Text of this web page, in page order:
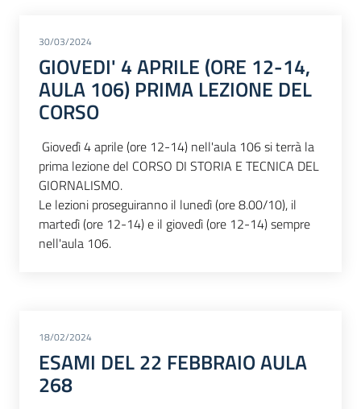
30/03/2024
GIOVEDI' 4 APRILE (ORE 12-14,
AULA 106) PRIMA LEZIONE DEL
CORSO
Giovedì 4 aprile (ore 12-14) nell'aula 106 si terrà la
prima lezione del CORSO DI STORIA E TECNICA DEL
GIORNALISMO.
Le lezioni proseguiranno il lunedì (ore 8.00/10), il
martedì (ore 12-14) e il giovedì (ore 12-14) sempre
nell'aula 106.
18/02/2024
ESAMI DEL 22 FEBBRAIO AULA
268